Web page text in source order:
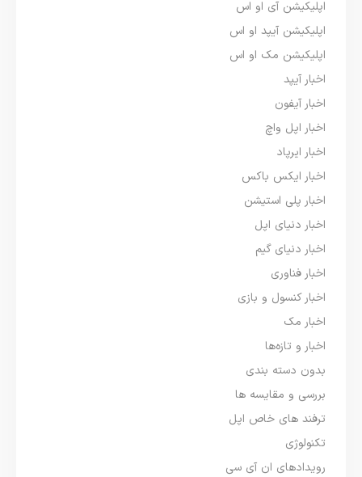
اپلیکیشن آی او اس
اپلیکیشن آیپد او اس
اپلیکیشن مک او اس
اخبار آیپد
اخبار آیفون
اخبار اپل واچ
اخبار ایرپاد
اخبار ایکس باکس
اخبار پلی استیشن
اخبار دنیای اپل
اخبار دنیای گیم
اخبار فناوری
اخبار کنسول و بازی
اخبار مک
اخبار و تازه‌ها
بدون دسته بندی
بررسی و مقایسه ها
ترفند های خاص اپل
تکنولوژی
رویدادهای ان آی سی